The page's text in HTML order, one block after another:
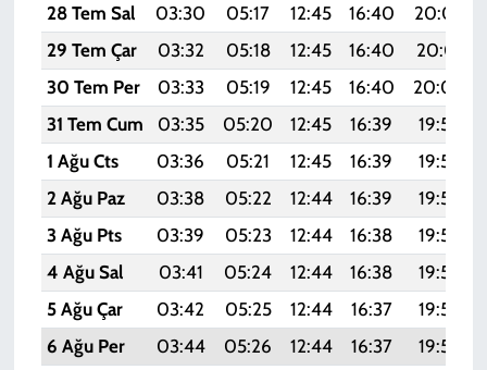
28 Tem Sal
03:30 05:17 12:45 16:40 20:02
29 Tem Çar
03:32 05:18 12:45 16:40 20:01
30 Tem Per
03:33 05:19 12:45 16:40 20:00
31 Tem Cum
03:35 05:20 12:45 16:39 19:59
1 Ağu Cts
03:36 05:21 12:45 16:39 19:58
2 Ağu Paz
03:38 05:22 12:44 16:39 19:57
3 Ağu Pts
03:39 05:23 12:44 16:38 19:56
4 Ağu Sal
03:41 05:24 12:44 16:38 19:54
5 Ağu Çar
03:42 05:25 12:44 16:37 19:53
6 Ağu Per
03:44 05:26 12:44 16:37 19:52